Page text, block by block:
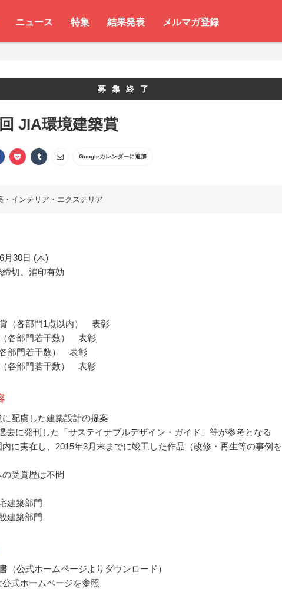
ニュース 特集 結果発表 メルマガ登録
募集終了
JIA環境建築賞
Googleカレンダーに追加
・インテリア・エクステリア
月30日 (木)
切、消印有効
（各部門1点以内） 表彰
各部門若干数） 表彰
部門若干数） 表彰
各部門若干数） 表彰
に配慮した建築設計の提案
去に発刊した「サステイナブルデザイン・ガイド」等が参考となる
に実在し、2015年3月末までに竣工した作品（改修・再生等の事例を
受賞歴は不問
建築部門
建築部門
（公式ホームページよりダウンロード）
式ホームページを参照